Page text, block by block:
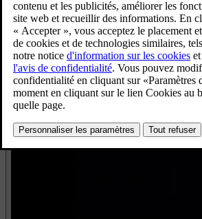
Un récit à deux voix, où les données
viennent compléter les souvenirs du
témoignages réels de rescapés Volvo et par
données collectées sur nos véhicules